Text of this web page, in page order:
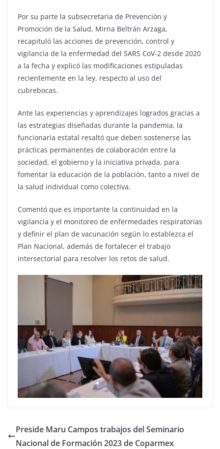
Por su parte la subsecretaria de Prevención y
Promoción de la Salud, Mirna Beltrán Arzaga,
recapituló las acciones de prevención, control y
vigilancia de la enfermedad del SARS CoV-2 desde 2020
a la fecha y explicó las modificaciones estipuladas
recientemente en la ley, respecto al uso del
cubrebocas.
Ante las experiencias y aprendizajes logrados gracias a
las estrategias diseñadas durante la pandemia, la
funcionaria estatal resaltó que deben sostenerse las
prácticas permanentes de colaboración entre la
sociedad, el gobierno y la iniciativa privada, para
fomentar la educación de la población, tanto a nivel de
la salud individual como colectiva.
Comentó que es importante la continuidad en la
vigilancia y el monitoreo de enfermedades respiratorias
y definir el plan de vacunación según lo establezca el
Plan Nacional, además de fortalecer el trabajo
intersectorial para resolver los retos de salud.
Preside Maru Campos trabajos del Seminario
Nacional de Formación 2023 de Coparmex